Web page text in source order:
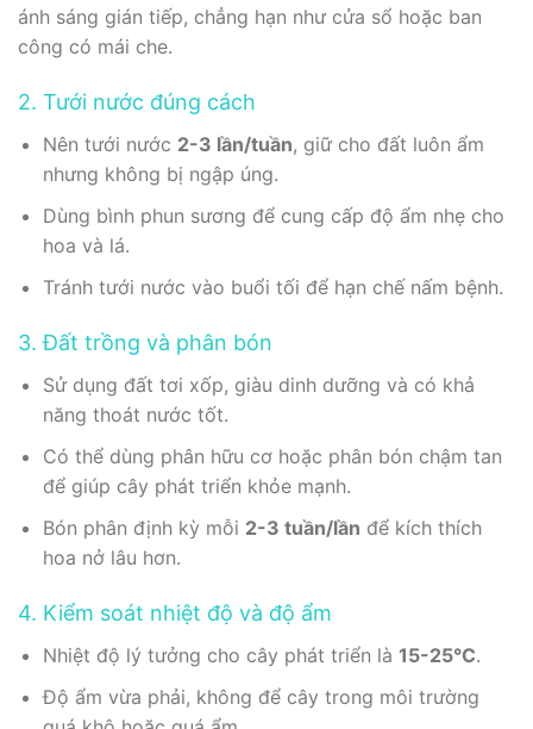
ánh sáng gián tiếp, chẳng hạn như cửa sổ hoặc ban
công có mái che.
2. Tưới nước đúng cách
Nên tưới nước 2-3 lần/tuần, giữ cho đất luôn ẩm
nhưng không bị ngập úng.
Dùng bình phun sương để cung cấp độ ẩm nhẹ cho
hoa và lá.
Tránh tưới nước vào buổi tối để hạn chế nấm bệnh.
3. Đất trồng và phân bón
Sử dụng đất tơi xốp, giàu dinh dưỡng và có khả
năng thoát nước tốt.
Có thể dùng phân hữu cơ hoặc phân bón chậm tan
để giúp cây phát triển khỏe mạnh.
Bón phân định kỳ mỗi 2-3 tuần/lần để kích thích
hoa nở lâu hơn.
4. Kiểm soát nhiệt độ và độ ẩm
Nhiệt độ lý tưởng cho cây phát triển là 15-25°C.
Độ ẩm vừa phải, không để cây trong môi trường